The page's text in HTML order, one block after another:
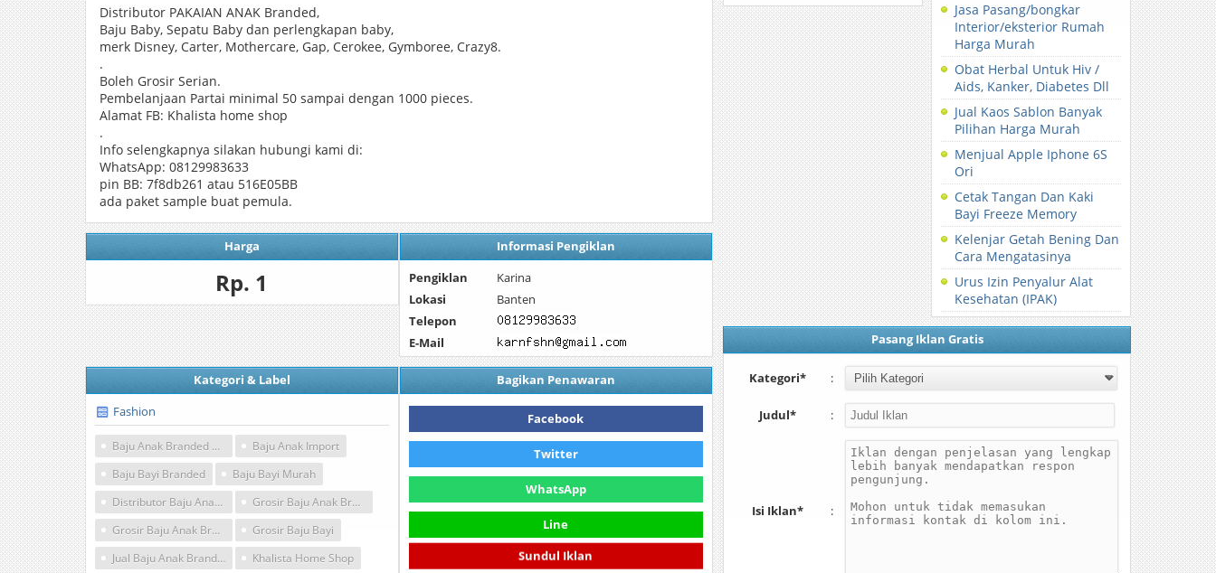
Distributor PAKAIAN ANAK Branded,
Baju Baby, Sepatu Baby dan perlengkapan baby,
merk Disney, Carter, Mothercare, Gap, Cerokee, Gymboree, Crazy8.
.
Boleh Grosir Serian.
Pembelanjaan Partai minimal 50 sampai dengan 1000 pieces.
Alamat FB: Khalista home shop
.
Info selengkapnya silakan hubungi kami di:
WhatsApp: 08129983633
pin BB: 7f8db261 atau 516E05BB
ada paket sample buat pemula.
Harga
Rp. 1
Informasi Pengiklan
Pengiklan
Karina
Lokasi
Banten
Telepon
E-Mail
Kategori & Label
Fashion
Baju Anak Branded Murah
Baju Anak Import
Baju Bayi Branded
Baju Bayi Murah
Distributor Baju Anak Branded
Grosir Baju Anak Branded
Grosir Baju Anak Branded Murah
Grosir Baju Bayi
Jual Baju Anak Branded
Khalista Home Shop
Bagikan Penawaran
Facebook
Twitter
WhatsApp
Line
Sundul Iklan
Jasa Pasang/bongkar
Interior/eksterior Rumah
Harga Murah
Obat Herbal Untuk Hiv /
Aids, Kanker, Diabetes Dll
Jual Kaos Sablon Banyak
Pilihan Harga Murah
Menjual Apple Iphone 6S
Ori
Cetak Tangan Dan Kaki
Bayi Freeze Memory
Kelenjar Getah Bening Dan
Cara Mengatasinya
Urus Izin Penyalur Alat
Kesehatan (IPAK)
Pasang Iklan Gratis
Kategori* :
Judul* :
Isi Iklan* :